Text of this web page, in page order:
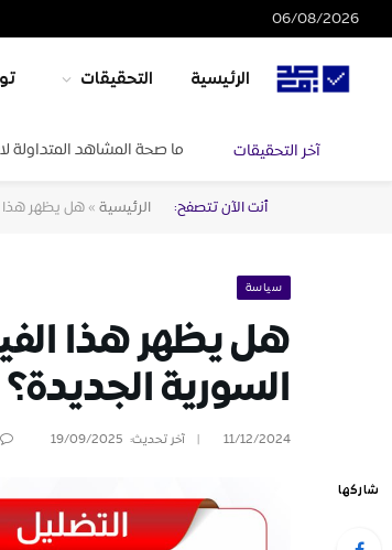
06/08/2026
الرئيسية التحقيقات
آخر التحقيقات ما صحة المشاهد
أنت الآن تتصفح: الرئيسية»هل يظهر هذا
سياسة
هل يظهر هذا
السورية الجديدة؟
11/12/2024 آخر تحديث: 19/09/2025
شاركها